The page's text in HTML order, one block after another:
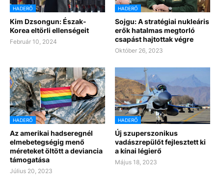
HADERŐ
Kim Dzsongun: Észak-
Korea eltörli ellenségeit
Február 10, 2024
HADERŐ
Sojgu: A stratégiai nukleáris
erők hatalmas megtorló
csapást hajtottak végre
Október 26, 2023
HADERŐ
Az amerikai hadseregnél
elmebetegségig menő
méreteket öltött a deviancia
támogatása
Július 20, 2023
HADERŐ
Új szuperszonikus
vadászrepülőt fejlesztett ki
a kínai légierő
Május 18, 2023